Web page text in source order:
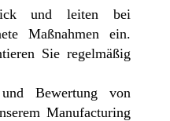
und leiten bei
Maßnahmen ein.
Sie regelmäßig
Bewertung von
Manufacturing